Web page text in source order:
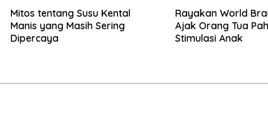
Mitos tentang Susu Kental
Manis yang Masih Sering
Dipercaya
Rayakan World
Ajak Orang Tua
Stimulasi Anak